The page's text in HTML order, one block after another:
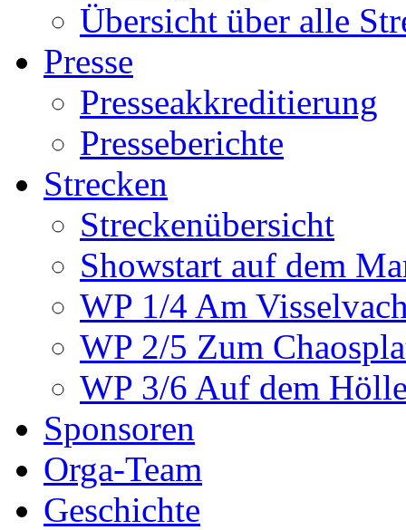
Übersicht über alle
Presse
Presseakkreditierung
Presseberichte
Strecken
Streckenübersicht
Showstart auf dem
WP 1/4 Am
WP 2/5 Zum
WP 3/6 Auf dem
Sponsoren
Orga-Team
Geschichte